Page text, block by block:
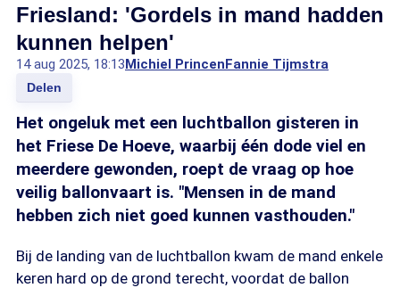
Friesland: 'Gordels in mand hadden
kunnen helpen'
14 aug 2025, 18:13Michiel PrincenFannie Tijmstra
Delen
Het ongeluk met een luchtballon gisteren in
het Friese De Hoeve, waarbij één dode viel en
meerdere gewonden, roept de vraag op hoe
veilig ballonvaart is. "Mensen in de mand
hebben zich niet goed kunnen vasthouden."
Bij de landing van de luchtballon kwam de mand enkele
keren hard op de grond terecht, voordat de ballon